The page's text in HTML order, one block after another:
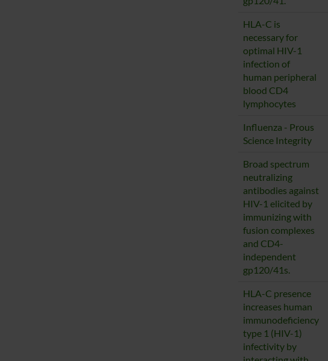
HLA-C is
necessary for
optimal HIV-1
infection of
human peripheral
blood CD4
lymphocytes
Influenza - Prous
Science Integrity
Broad spectrum
neutralizing
antibodies against
HIV-1 elicited by
immunizing with
fusion complexes
and CD4-
independent
gp120/41s.
HLA-C presence
increases human
immunodeficiency
type 1 (HIV-1)
infectivity by